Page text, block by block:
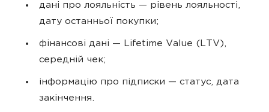
дані про лояльність — рівень лояльності,
дату останньої покупки;
фінансові дані — Lifetime Value (LTV),
середній чек;
інформацію про підписки — статус, дата
закінчення.